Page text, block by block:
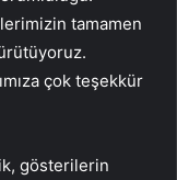
tamamen
çok teşekkür
gösterilerin